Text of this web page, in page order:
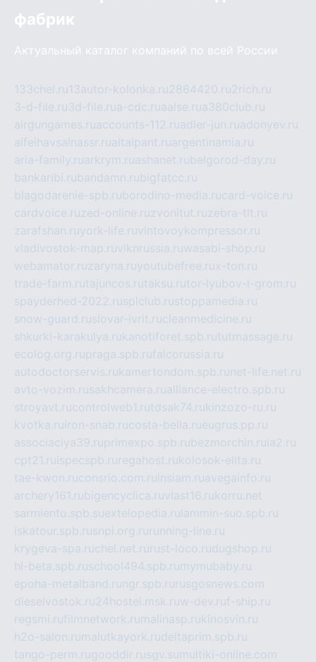
фабрик
Актуальный каталог компаний по всей России
133chel.ru13autor-kolonka.ru2864420.ru2rich.ru
3-d-file.ru3d-file.rua-cdc.ruaalse.rua380club.ru
airgungames.ruaccounts-112.ruadler-jun.ruadonyev.ru
alfeihavsalnassr.rualtaipant.ruargentinamia.ru
aria-family.ruarkrym.ruashanet.rubelgorod-day.ru
bankaribi.rubandamn.rubigfatcc.ru
blagodarenie-spb.ruborodino-media.rucard-voice.ru
cardvoice.ruzed-online.ruzvonitut.ruzebra-tlt.ru
zarafshan.ruyork-life.ruvintovoykompressor.ru
vladivostok-map.ruvlknrussia.ruwasabi-shop.ru
webamator.ruzaryna.ruyoutubefree.rux-ton.ru
trade-farm.rutajuncos.rutaksu.rutor-lyubov-i-grom.ru
spayderhed-2022.rusplclub.rustoppamedia.ru
snow-guard.ruslovar-ivrit.rucleanmedicine.ru
shkurki-karakulya.rukanotiforet.spb.rututmassage.ru
ecolog.org.rupraga.spb.rufalcorussia.ru
autodoctorservis.rukamertondom.spb.ru net-life.net.ru
avto-vozim.rusakhcamera.rualliance-electro.spb.ru
stroyavt.rucontrolweb1.rutdsak74.rukinzozo-ru.ru
kvotka.ru iron-snab.rucosta-bella.rueugrus.pp.ru
associaciya39.ruprimexpo.spb.rubezmorchin.ru ia2.ru
cpt21.ru ispecspb.ru regahost.rukolosok-elita.ru
tae-kwon.ruconsrio.com.ru insiam.ruavegainfo.ru
archery161.rubigencyclica.ruvlast16.rukorru.net
sarmiento.spb.suextelopedia.ru lammin-suo.spb.ru
iskatour.spb.rusnpi.org.ru running-line.ru
krygeva-spa.ruchel.net.ru rust-loco.rudugshop.ru
hl-beta.spb.ruschool494.spb.ru mymubaby.ru
epoha-metalband.ru ngr.spb.ru rusgosnews.com
dieselvostok.ru24hostel.msk.ruw-dev.ruf-ship.ru
regsmi.rufilmnetwork.ru malinasp.rukinosvin.ru
h2o-salon.ru malutkayork.rudeltaprim.spb.ru
tango-perm.rugooddir.rusgv.su multiki-online.com